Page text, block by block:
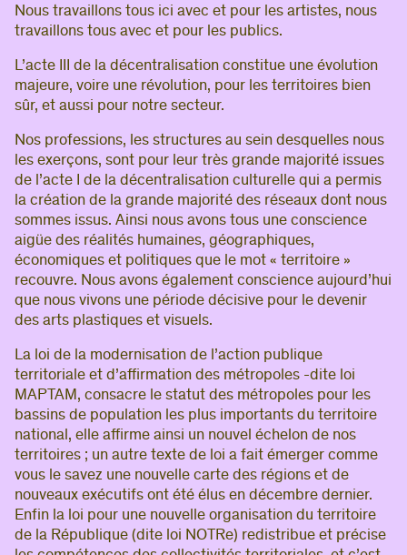
Nous travaillons tous ici avec et pour les artistes, nous
travaillons tous avec et pour les publics.
L’acte III de la décentralisation constitue une évolution
majeure, voire une révolution, pour les territoires bien
sûr, et aussi pour notre secteur.
Nos professions, les structures au sein desquelles nous
les exerçons, sont pour leur très grande majorité issues
de l’acte I de la décentralisation culturelle qui a permis
la création de la grande majorité des réseaux dont nous
sommes issus. Ainsi nous avons tous une conscience
aigüe des réalités humaines, géographiques,
économiques et politiques que le mot « territoire »
recouvre. Nous avons également conscience aujourd’hui
que nous vivons une période décisive pour le devenir
des arts plastiques et visuels.
La loi de la modernisation de l’action publique
territoriale et d’affirmation des métropoles -dite loi
MAPTAM, consacre le statut des métropoles pour les
bassins de population les plus importants du territoire
national, elle affirme ainsi un nouvel échelon de nos
territoires ; un autre texte de loi a fait émerger comme
vous le savez une nouvelle carte des régions et de
nouveaux exécutifs ont été élus en décembre dernier.
Enfin la loi pour une nouvelle organisation du territoire
de la République (dite loi NOTRe) redistribue et précise